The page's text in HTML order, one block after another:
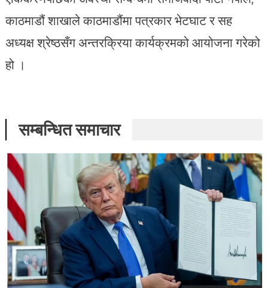
काठमाडौं शाखाले काठमाडौंमा पत्रकार भेटघाट र सह
अध्यक्ष श्रेष्ठसँग अन्तरक्रिया कार्यक्रमको आयोजना गरेको
हो ।
सम्बन्धित समाचार